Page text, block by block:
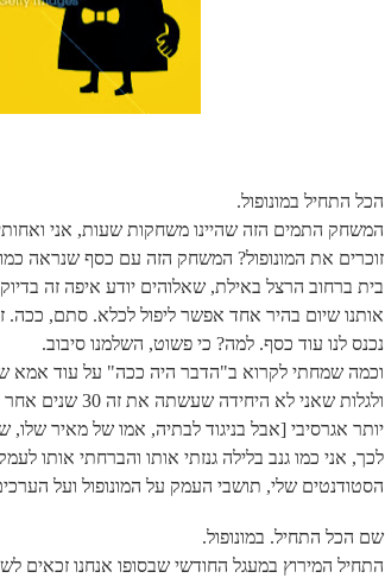
הכל התחיל במונופול.
המשחק התמים הזה שהיינו משחקות שעות, אני
זוכרים את המונופול? המשחק הזה עם כסף שנראה
בית ברחוב הרצל באילת, שאלוהים יודע איפה זה
אותנו שיום בהיר אחד אפשר ליפול לכלא. סתם, ככה.
נכנס לנו עוד כסף. למה? כי פשוט, השלמנו סיבוב.
וכמה שמחתי לקרוא ב"הדבר היה ככה" על עוד אמא
ולגלות שאני לא
יותר אגרסיבי [אבל בניגוד לבתיה, אמו של מאיר
לכך, אני כמו גנב בלילה גנזתי אותו והברחתי אותו
הסטודנטים שלי, תושבי העמק על המונופול ועל
שם הכל התחיל. במונופול.
התחיל המירוץ במעגל החודשי שבסופו אנחנו